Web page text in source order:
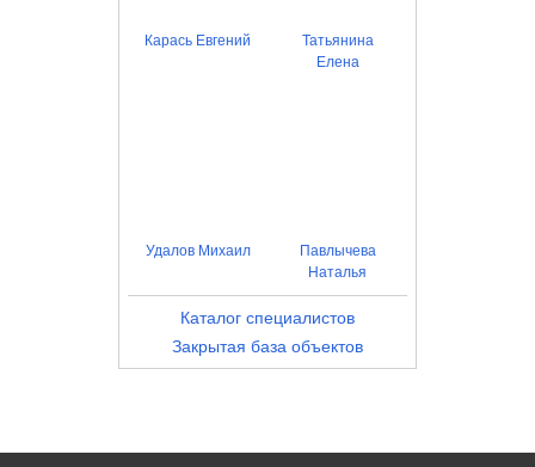
Карась Евгений
Татьянина
Елена
Удалов Михаил
Павлычева
Наталья
Каталог специалистов
Закрытая база объектов